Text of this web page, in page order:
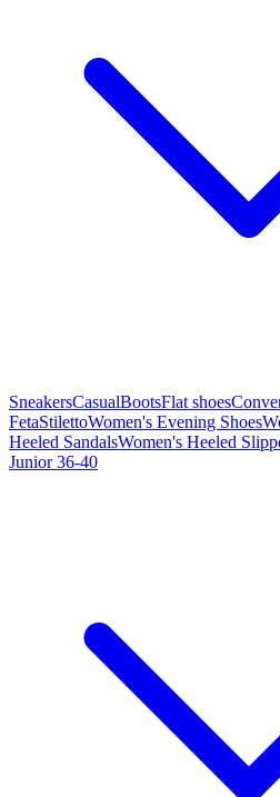
SneakersCasualBootsFlat shoes
FetaStilettoWomen's Evening Shoes
Heeled SandalsWomen's Heeled
Junior 36-40